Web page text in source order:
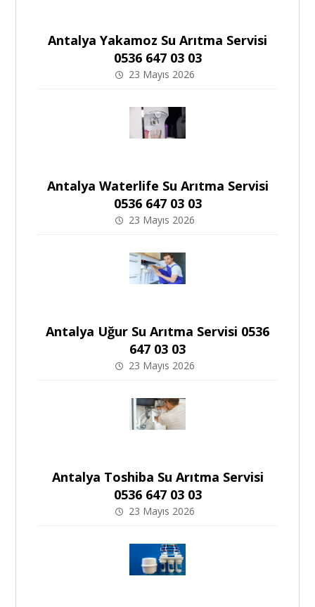
Antalya Yakamoz Su Arıtma Servisi
0536 647 03 03
23 Mayıs 2026
Antalya Waterlife Su Arıtma Servisi
0536 647 03 03
23 Mayıs 2026
Antalya Uğur Su Arıtma Servisi 0536
647 03 03
23 Mayıs 2026
Antalya Toshiba Su Arıtma Servisi
0536 647 03 03
23 Mayıs 2026